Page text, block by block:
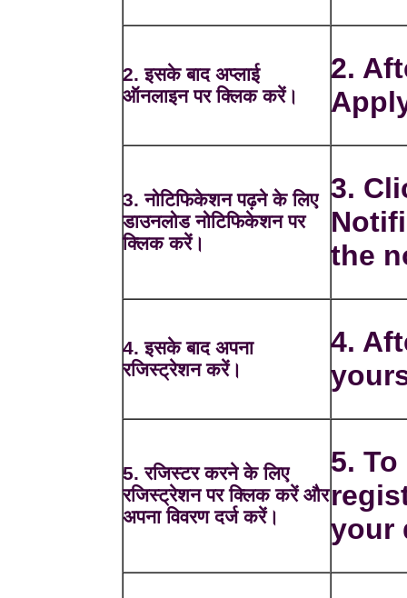
2. इसके बाद अप्लाई
ऑनलाइन पर क्लिक करें।
2.
3. नोटिफिकेशन पढ़ने के लिए
डाउनलोड नोटिफिकेशन पर
क्लिक करें।
3.
the
4. इसके बाद अपना
रजिस्ट्रेशन करें।
4.
5. रजिस्टर करने के लिए
रजिस्ट्रेशन पर क्लिक करें और
अपना विवरण दर्ज करें।
5.
your